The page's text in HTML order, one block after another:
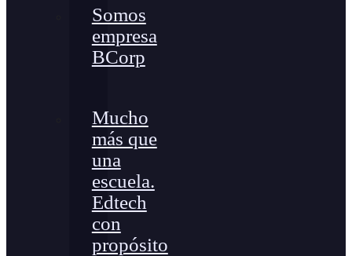
Somos
empresa
BCorp
Mucho
más que
una
escuela.
Edtech
con
propósito